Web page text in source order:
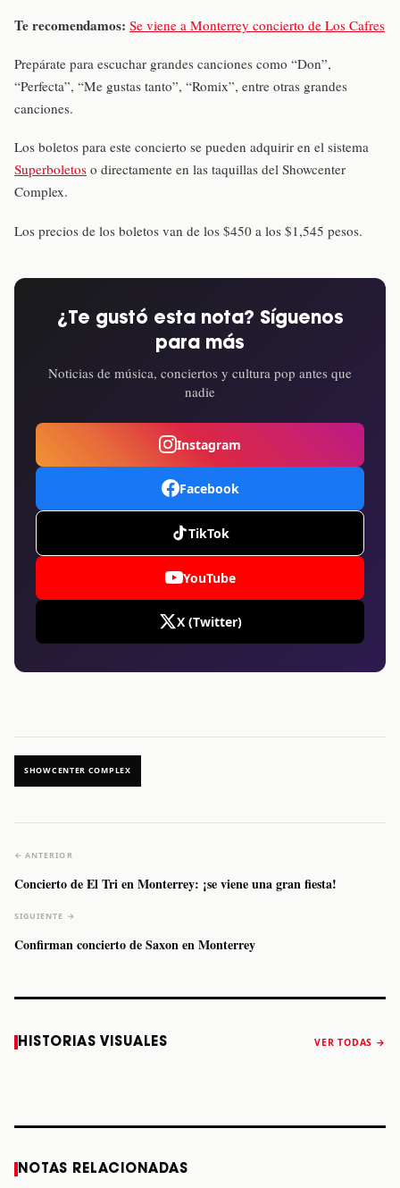
Te recomendamos: Se viene a Monterrey concierto de Los Cafres
Prepárate para escuchar grandes canciones como “Don”,
“Perfecta”, “Me gustas tanto”, “Romix”, entre otras grandes
canciones.
Los boletos para este concierto se pueden adquirir en el sistema
Superboletos o directamente en las taquillas del Showcenter
Complex.
Los precios de los boletos van de los $450 a los $1,545 pesos.
¿Te gustó esta nota? Síguenos
para más
Noticias de música, conciertos y cultura pop antes que
nadie
Instagram
Facebook
TikTok
YouTube
X (Twitter)
SHOWCENTER COMPLEX
← ANTERIOR
Concierto de El Tri en Monterrey: ¡se viene una gran fiesta!
SIGUIENTE →
Confirman concierto de Saxon en Monterrey
HISTORIAS VISUALES VER TODAS →
Caifanes regresa
a Monterrey el
Fallece Felipe
Staiti, guitarrista
anuncia “Reality
NOTAS RELACIONADAS